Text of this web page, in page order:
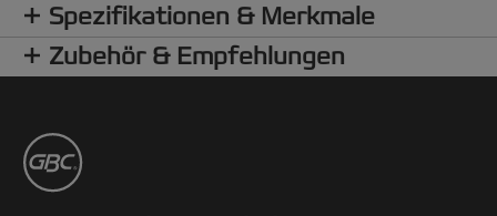
Spezifikationen & Merkmale
Zubehör & Empfehlungen